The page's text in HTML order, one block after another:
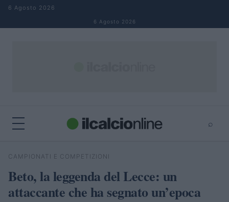
Salta al contenuto
6 Agosto 2026
6 Agosto 2026
⌕
Cerca
CAMPIONATI E COMPETIZIONI
Beto, la leggenda del Lecce: un
attaccante che ha segnato un’epoca